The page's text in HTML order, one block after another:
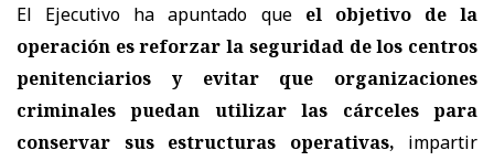
El Ejecutivo ha apuntado que el objetivo de la
operación es reforzar la seguridad de los centros
penitenciarios y evitar que organizaciones
criminales puedan utilizar las cárceles
para
conservar sus estructuras operativas, impartir